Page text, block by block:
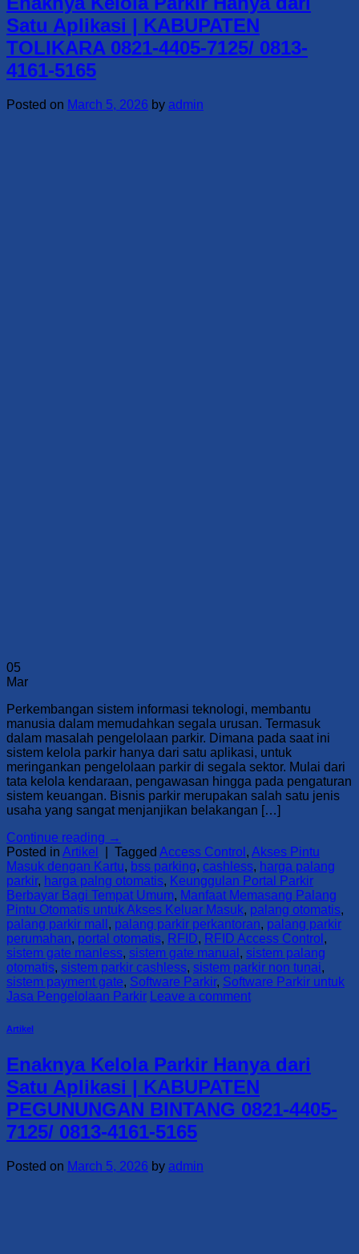
Satu Aplikasi | KABUPATEN
TOLIKARA 0821-4405-7125/ 0813-
4161-5165
Posted on March 5, 2026 by admin
05
Mar
Perkembangan sistem informasi teknologi, membantu
manusia dalam memudahkan segala urusan. Termasuk
dalam masalah pengelolaan parkir. Dimana pada saat ini
sistem kelola parkir hanya dari satu aplikasi, untuk
meringankan pengelolaan parkir di segala sektor. Mulai dari
tata kelola kendaraan, pengawasan hingga pada pengaturan
sistem keuangan. Bisnis parkir merupakan salah satu jenis
usaha yang sangat menjanjikan belakangan […]
Continue reading →
Posted in Artikel Tagged Access Control , Akses Pintu
Masuk dengan Kartu, bss parking, cashless, harga palang
parkir, harga palng otomatis, Keunggulan Portal Parkir
Berbayar Bagi Tempat Umum, Manfaat Memasang Palang
Pintu Otomatis untuk Akses Keluar Masuk, palang otomatis,
palang parkir mall , palang parkir perkantoran, palang parkir
perumahan, portal otomatis, RFID, RFID Access Control ,
sistem gate manless, sistem gate manual , sistem palang
otomatis, sistem parkir cashless, sistem parkir non tunai,
sistem payment gate, Software Parkir, Software Parkir untuk
Jasa Pengelolaan Parkir
Leave a comment
Artikel
Enaknya Kelola Parkir Hanya dari
Satu Aplikasi | KABUPATEN
PEGUNUNGAN BINTANG 0821-4405-
7125/ 0813-4161-5165
Posted on March 5, 2026 by admin